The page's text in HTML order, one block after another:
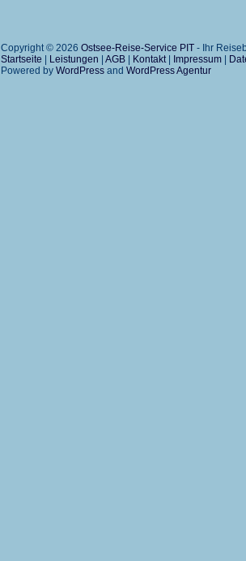
Copyright © 2026 Ostsee-Reise-Service PIT - Ihr
Startseite
Leistungen AGB Kontakt| Impressum
Powered by WordPress and WordPress Agentur